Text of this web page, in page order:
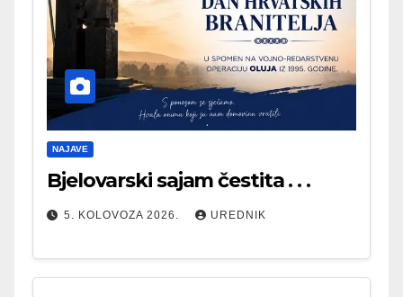
NAJAVE
Bjelovarski sajam čestita . . .
5. KOLOVOZA 2026. UREDNIK